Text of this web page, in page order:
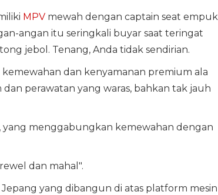
MPVmewah dengan captain seat empuk
angan itu seringkali buyar saat teringat
jebol. Tenang, Anda tidak sendirian.
dan kenyamanan premium ala
perawatan yang waras, bahkan tak jauh
yang menggabungkan kemewahan dengan
dan mahal".
yang dibangun di atas platform mesin